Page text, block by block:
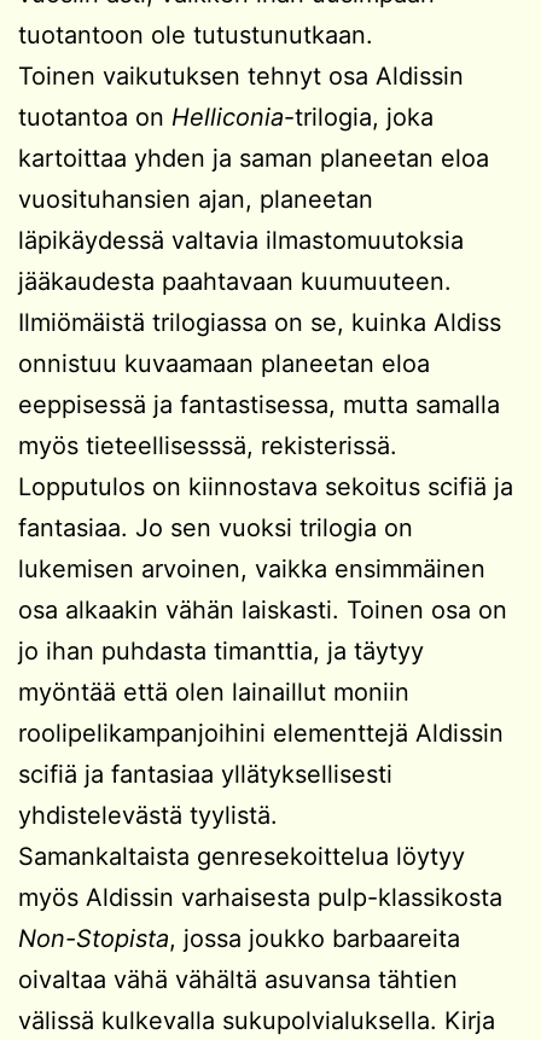
tuotantoon ole tutustunutkaan.
Toinen vaikutuksen tehnyt osa Aldissin
tuotantoa on Helliconia-trilogia, joka
kartoittaa yhden ja saman planeetan eloa
vuosituhansien ajan, planeetan
läpikäydessä valtavia ilmastomuutoksia
jääkaudesta paahtavaan kuumuuteen.
Ilmiömäistä trilogiassa on se, kuinka Aldiss
onnistuu kuvaamaan planeetan eloa
eeppisessä ja fantastisessa, mutta samalla
myös tieteellisesssä, rekisterissä.
Lopputulos on kiinnostava sekoitus scifiä ja
fantasiaa. Jo sen vuoksi trilogia on
lukemisen arvoinen, vaikka ensimmäinen
osa alkaakin vähän laiskasti. Toinen osa on
jo ihan puhdasta timanttia, ja täytyy
myöntää että olen lainaillut moniin
roolipelikampanjoihini elementtejä Aldissin
scifiä ja fantasiaa yllätyksellisesti
yhdistelevästä tyylistä.
Samankaltaista genresekoittelua löytyy
myös Aldissin varhaisesta pulp-klassikosta
Non-Stopista, jossa joukko barbaareita
oivaltaa vähä vähältä asuvansa tähtien
välissä kulkevalla sukupolvialuksella. Kirja